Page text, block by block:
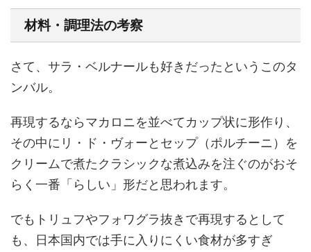
材料・調理法の考察
さて、サラ・ベルナールも好きだったというこのタ
ンバル。
再現するならマカロニを並べてカップ状に形作り、
その中にリ・ド・ヴォーとセップ（ポルチーニ）を
クリームで煮たクラシックな煮込みを注ぐのがおそ
らく一番「らしい」形だと思われます。
でもトリュフやフォワグラ抜きで再現するとして
も、日本国内では手に入りにくい食材が多すぎ